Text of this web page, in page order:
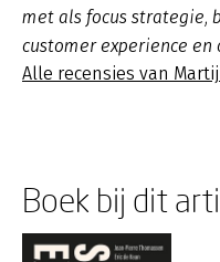
met als focus strategie,
customer experience
Alle recensies van
Boek bij dit